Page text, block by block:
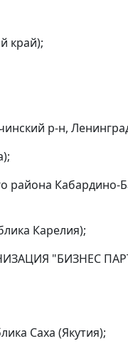
край);
р-н,
Кабардино-
Карелия);
"БИЗНЕС
Саха (Якутия);